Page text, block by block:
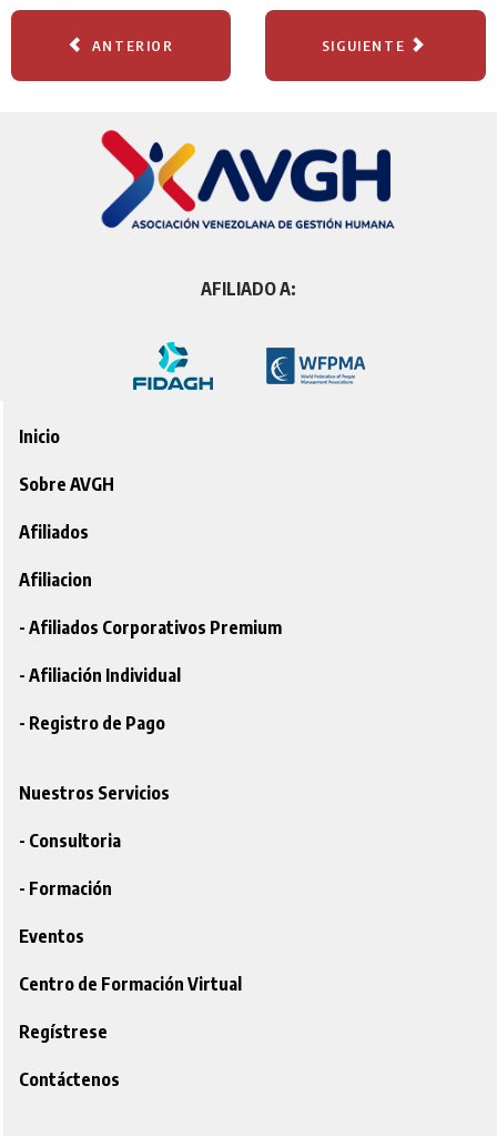
ANTERIOR SIGUIENTE
AFILIADO A:
Inicio
Sobre AVGH
Afiliados
Afiliacion
- Afiliados Corporativos Premium
- Afiliación Individual
- Registro de Pago
Nuestros Servicios
- Consultoria
- Formación
Eventos
Centro de Formación Virtual
Regístrese
Contáctenos